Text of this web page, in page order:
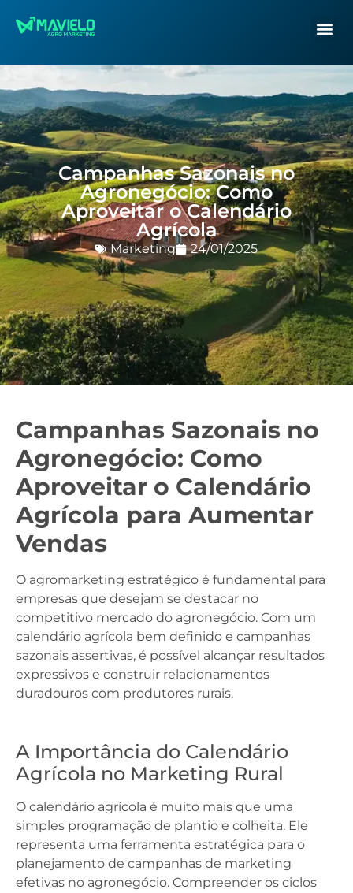
Campanhas Sazonais no
Agronegócio: Como
Aproveitar o Calendário
Agrícola
Marketing 24/01/2025
Campanhas Sazonais no
Agronegócio: Como
Aproveitar o Calendário
Agrícola para Aumentar
Vendas
O agromarketing estratégico é fundamental para
empresas que desejam se destacar no
competitivo mercado do agronegócio. Com um
calendário agrícola bem definido e campanhas
sazonais assertivas, é possível alcançar resultados
expressivos e construir relacionamentos
duradouros com produtores rurais.
A Importância do Calendário
Agrícola no Marketing Rural
O calendário agrícola é muito mais que uma
simples programação de plantio e colheita. Ele
representa uma ferramenta estratégica para o
planejamento de campanhas de marketing
efetivas no agronegócio. Compreender os ciclos